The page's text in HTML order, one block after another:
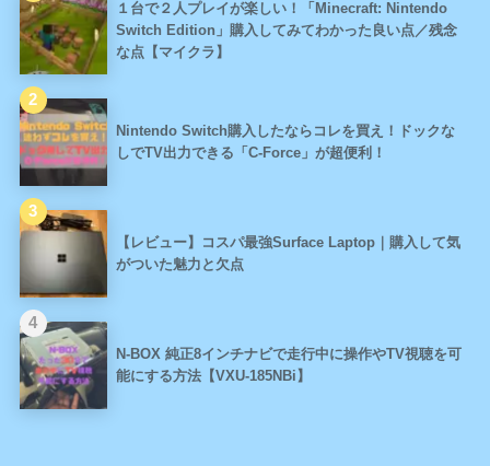
１台で２人プレイが楽しい！「Minecraft: Nintendo
Switch Edition」購入してみてわかった良い点／残念
な点【マイクラ】
Nintendo Switch購入したならコレを買え！ドックな
しでTV出力できる「C-Force」が超便利！
【レビュー】コスパ最強Surface Laptop｜購入して気
がついた魅力と欠点
N-BOX 純正8インチナビで走行中に操作やTV視聴を可
能にする方法【VXU-185NBi】